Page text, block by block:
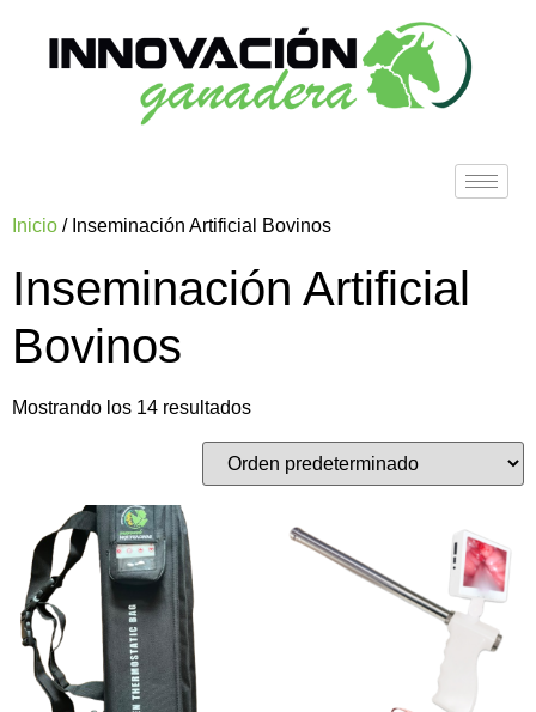
Inicio / Inseminación Artificial Bovinos
Inseminación Artificial
Bovinos
Mostrando los 14 resultados